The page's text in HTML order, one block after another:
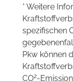
* Weitere
spezifischen
Pkw können
CO2-